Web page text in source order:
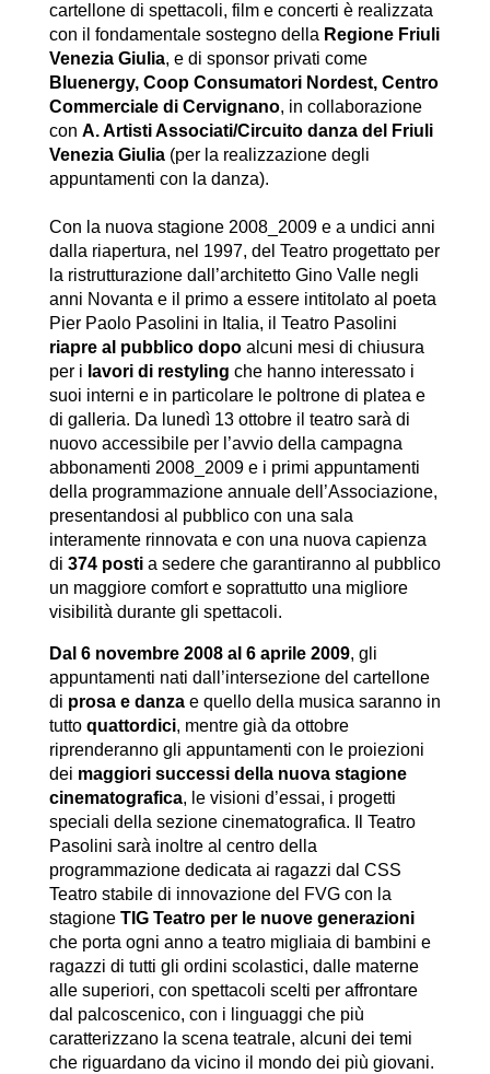
cartellone di spettacoli, film e concerti è realizzata
con il fondamentale sostegno della Regione Friuli
Venezia Giulia, e di sponsor privati come
Bluenergy, Coop Consumatori Nordest, Centro
Commerciale di Cervignano, in collaborazione
con A. Artisti Associati/Circuito danza del Friuli
Venezia Giulia(per la realizzazione degli
appuntamenti con la danza).
Con la nuova stagione 2008_2009 e a undici anni
dalla riapertura, nel 1997, del Teatro progettato per
la ristrutturazione dall’architetto Gino Valle negli
anni Novanta e il primo a essere intitolato al poeta
Pier Paolo Pasolini in Italia, il Teatro Pasolini
riapre al pubblico dopoalcuni mesi di chiusura
per i lavori di restyling che hanno interessato i
suoi interni e in particolare le poltrone di platea e
di galleria. Da lunedì 13 ottobre il teatro sarà di
nuovo accessibile per l’avvio della campagna
abbonamenti 2008_2009 e i primi appuntamenti
della programmazione annuale dell’Associazione,
presentandosi al pubblico con una sala
interamente rinnovata e con una nuova capienza
di 374 postia sedere che garantiranno al pubblico
un maggiore comfort e soprattutto una migliore
visibilità durante gli spettacoli.
Dal 6 novembre 2008 al 6 aprile 2009, gli
appuntamenti nati dall’intersezione del cartellone
di prosa e danzae quello della musica saranno in
tutto quattordici, mentre già da ottobre
riprenderanno gli appuntamenti con le proiezioni
dei maggiori successi della nuova stagione
cinematografica, le visioni d’essai, i progetti
speciali della sezione cinematografica. Il Teatro
Pasolini sarà inoltre al centro della
programmazione dedicata ai ragazzi dal CSS
Teatro stabile di innovazione del FVG con la
stagione TIG Teatro per le nuove generazioni
che porta ogni anno a teatro migliaia di bambini e
ragazzi di tutti gli ordini scolastici, dalle materne
alle superiori, con spettacoli scelti per affrontare
dal palcoscenico, con i linguaggi che più
caratterizzano la scena teatrale, alcuni dei temi
che riguardano da vicino il mondo dei più giovani.